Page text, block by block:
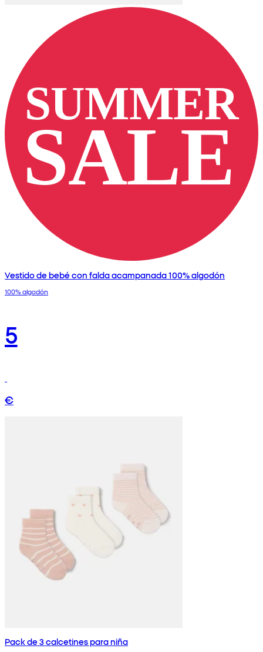
Vestido de bebé con falda acampanada 100% algodón
100% algodón
5
€
Pack de 3 calcetines para niña